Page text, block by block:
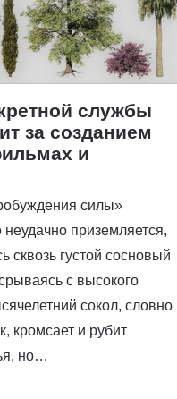
службы
за созданием
и
силы»
приземляется,
сквозь густой сосновый
с высокого
сокол, словно
кромсает и рубит
но…